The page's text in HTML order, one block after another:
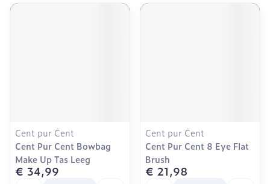
Cent pur Cent
Cent Pur Cent Bowbag
Make Up Tas Leeg
€ 34,99
Cent pur Cent
Cent Pur Cent 8 Eye Flat
Brush
€ 21,98